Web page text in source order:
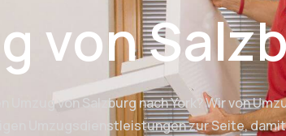
von
Umzug von Salzburg nach York? Wir von
Umzugsdienstleistungen zur Seite,